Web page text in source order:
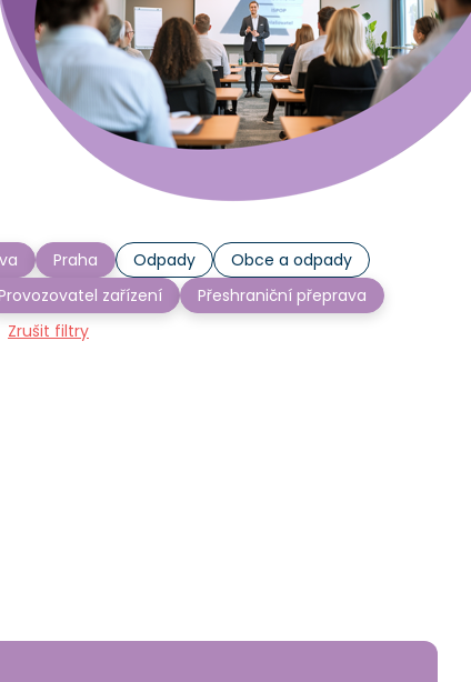
Praha Odpady
Obce a odpady
zařízení
Přeshraniční přeprava
Zrušit filtry